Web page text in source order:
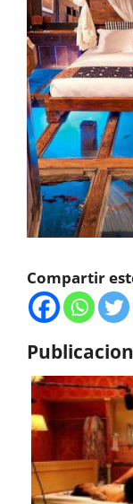
Compartir